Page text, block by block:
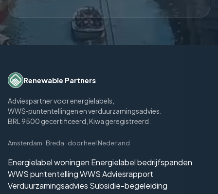
Renewable Partners
Adviespartner voor energielabels,
WWS‑puntentellingen en verduurzamingsadvies.
BRL 9500 gecertificeerd, Kiwa geregistreerd.
Amsterdam · Breda · door heel Nederland
Energielabel woningen Energielabel bedrijfspanden
WWS puntentellingWWS Adviesrapport
Verduurzamingsadvies Subsidie-begeleiding